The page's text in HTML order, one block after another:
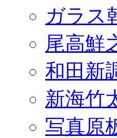
ガラス
尾高鮮
和田新
新海竹
写真原